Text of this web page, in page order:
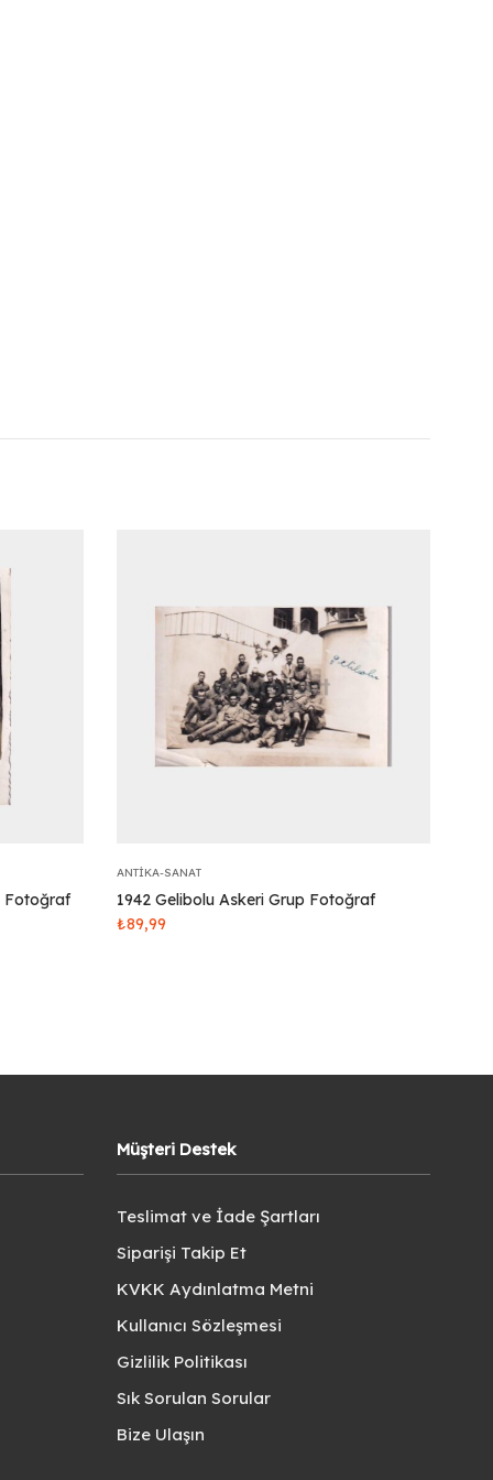
Fotoğraf
ANTIKA-SANAT
1942 Gelibolu Askeri Grup Fotoğraf
₺89,99
Müşteri Destek
Teslimat ve İade Şartları
Siparişi Takip Et
KVKK Aydınlatma Metni
Kullanıcı Sözleşmesi
Gizlilik Politikası
Sık Sorulan Sorular
Bize Ulaşın